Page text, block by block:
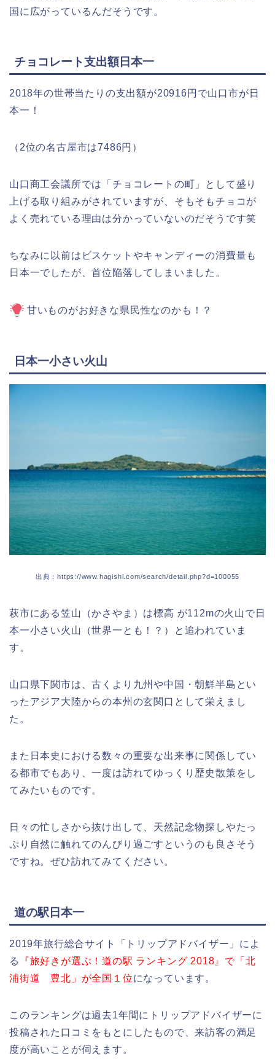
国に広がっているんだそうです。
チョコレート支出額日本一
2018年の世帯当たりの支出額が20916円で山口市が日
本一！
（2位の名古屋市は7486円）
山口商工会議所では「チョコレートの町」として盛り
上げる取り組みがされていますが、そもそもチョコが
よく売れている理由は分かっていないのだそうです笑
ちなみに以前はビスケットやキャンディーの消費量も
日本一でしたが、首位陥落してしまいました。
甘いものがお好きな県民性なのかも！？
日本一小さい火山
出典：https://www.hagishi.com/search/detail.php?d=100055
萩市にある笠山（かさやま）は標高 が112mの火山で日
本一小さい火山（世界一とも！？）と追われていま
す。
山口県下関市は、古くより九州や中国・朝鮮半島とい
ったアジア大陸からの本州の玄関口として栄えまし
た。
また日本史における数々の重要な出来事に関係してい
る都市でもあり、一度は訪れてゆっくり歴史散策をし
てみたいものです。
日々の忙しさから抜け出して、天然記念物探しやたっ
ぷり自然に触れてのんびり過ごすというのも良さそう
ですね。ぜひ訪れてみてください。
道の駅日本一
2019年旅行総合サイト「トリップアドバイザー」によ
る
『旅好きが選ぶ！道の駅 ランキング 2018』で「北
浦街道 豊北」が全国１位になっています。
このランキングは過去1年間にトリップアドバイザーに
投稿された口コミをもとにしたもので、来訪客の満足
度が高いことが伺えます。